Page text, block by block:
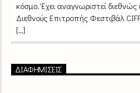
κόσμο. Έχει αναγνωριστεί διεθνώς
Διεθνούς Επιτροπής Φεστιβάλ
[…]
ΔΙΑΦΗΜΙΣΕΙΣ